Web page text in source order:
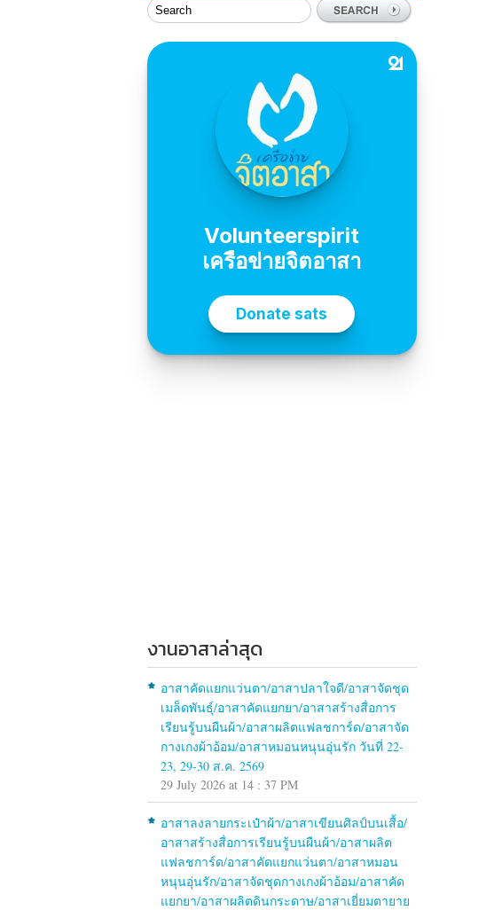
งานอาสาล่าสุด
อาสาคัดแยกแว่นตา/อาสาปลาใจดี/อาสาจัดชุด
เมล็ดพันธุ์/อาสาคัดแยกยา/อาสาสร้างสื่อการ
เรียนรู้บนผืนผ้า/อาสาผลิตแฟลชการ์ด/อาสาจัด
กางเกงผ้าอ้อม/อาสาหมอนหนุนอุ่นรัก วันที่ 22-
23, 29-30 ส.ค. 2569
29 July 2026 at 14 : 37 PM
อาสาลงลายกระเป๋าผ้า/อาสาเขียนศิลป์บนเสื้อ/
อาสาสร้างสื่อการเรียนรู้บนผืนผ้า/อาสาผลิต
แฟลชการ์ด/อาสาคัดแยกแว่นตา/อาสาหมอน
หนุนอุ่นรัก/อาสาจัดชุดกางเกงผ้าอ้อม/อาสาคัด
แยกยา/อาสาผลิตดินกระดาษ/อาสาเยี่ยมตายาย